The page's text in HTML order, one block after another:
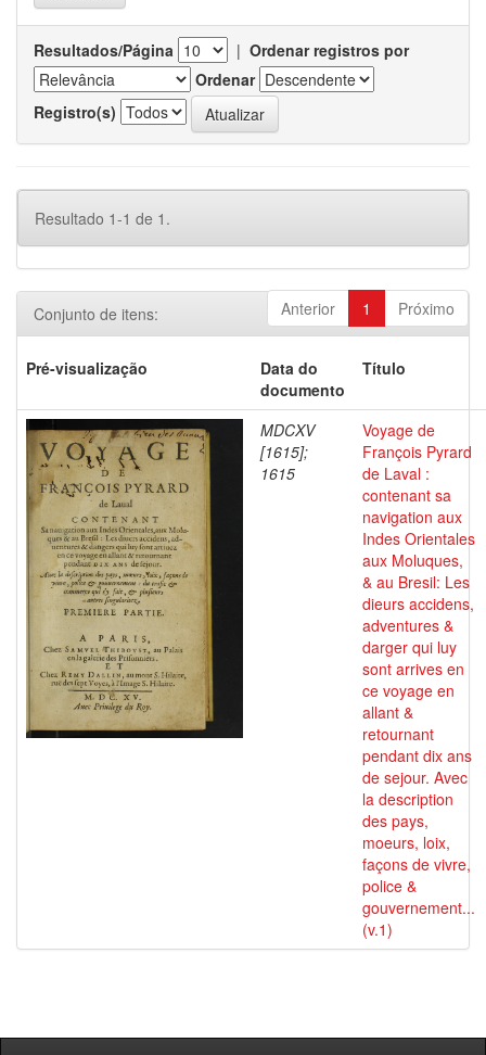
Resultados/Página | Ordenar registros por
Ordenar
Registro(s)
Resultado 1-1 de 1.
Anterior 1 Próximo
Conjunto de itens:
Pré-visualização
Data do
documento
Título
MDCXV
[1615];
1615
Voyage de
François Pyrard
de Laval :
contenant sa
navigation aux
Indes Orientales
aux Moluques,
& au Bresil: Les
dieurs accidens,
adventures &
darger qui luy
sont arrives en
ce voyage en
allant &
retournant
pendant dix ans
de sejour. Avec
la description
des pays,
moeurs, loix,
façons de vivre,
police &
gouvernement...
(v.1)